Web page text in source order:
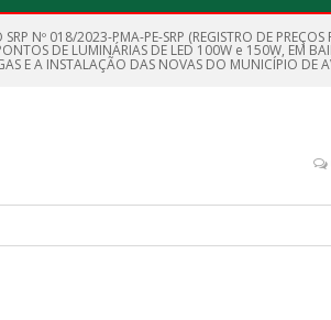
SRP Nº 018/2023-PMA-PE-SRP (REGISTRO DE
DE LUMINÁRIAS DE LED 100W e 150W, EM
E A INSTALAÇÃO DAS NOVAS DO MUNICÍPIO DE